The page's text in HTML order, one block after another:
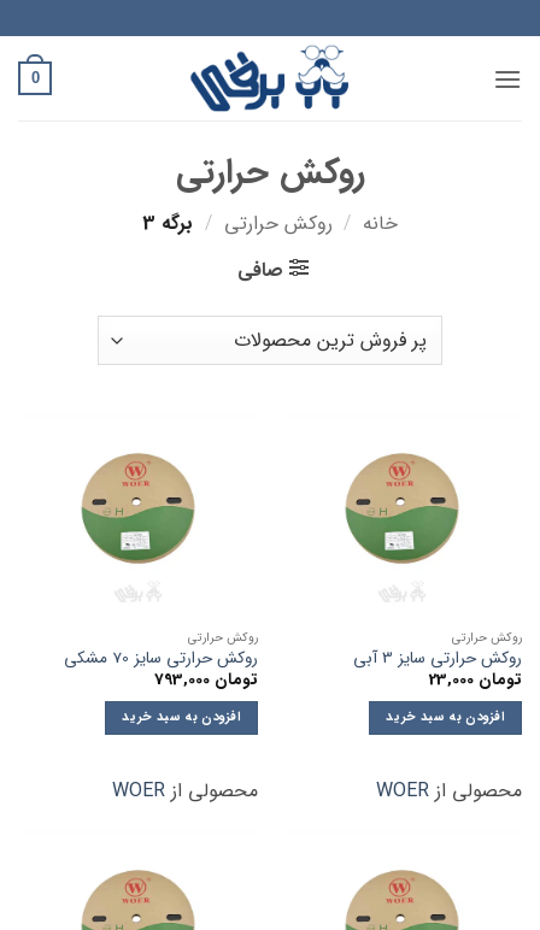
to
content
0
روکش حرارتی
خانه / روکش حرارتی / برگه 3
صافی
روکش حرارتی
روکش حرارتی سایز 3 آبی
تومان
افزودن به سبد خرید
محصولی از WOER
روکش حرارتی
روکش حرارتی سایز 70 مشکی
تومان
افزودن به سبد خرید
محصولی از WOER